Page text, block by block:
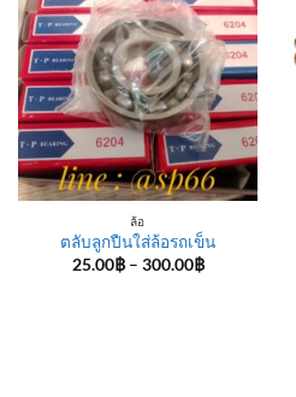
ล้อ
ตลับลูกปืนใส่ล้อรถเข็น
25.00฿ – 300.00฿Price